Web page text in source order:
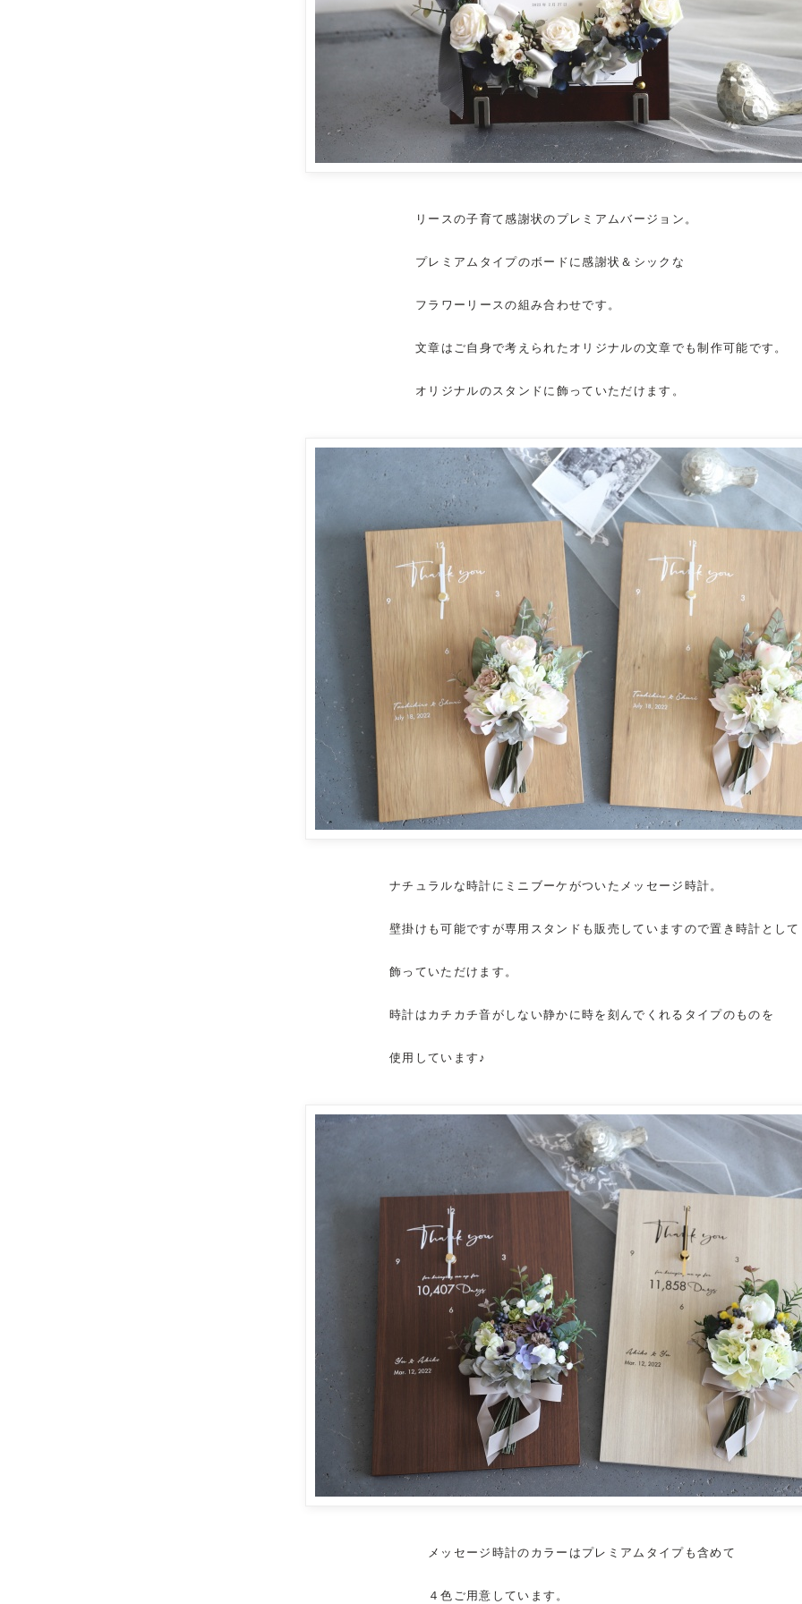
リースの子育て感謝状のプレミアムバージョン。
プレミアムタイプのボードに感謝状＆シックな
フラワーリースの組み合わせです。
文章はご自身で考えられたオリジナルの文章でも制作可能です。
オリジナルのスタンドに飾っていただけます。
ナチュラルな時計 にミニブーケがついたメッセージ 時計。
壁掛けも可能ですが専用スタンドも販売していますので置き時計 とし
飾っていただけます。
時計 はカチカチ音がしない静かに時を刻んでくれるタイプのものを
使用しています♪
メッセージ 時計のカラーはプレミアムタイプも含めて
４色ご用意しています。